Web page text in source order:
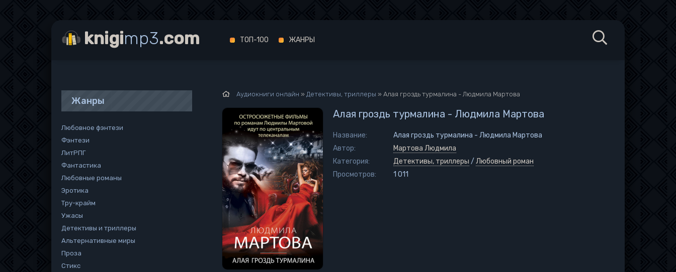
Аудиокниги онлайн » Детективы, триллеры » Алая гроздь турмалина - Людмила Мартова
Алая гроздь турмалина - Людмила Мартова
Название:
Алая гроздь турмалина - Людмила Мартова
Автор:
Мартова Людмила
Категория:
Детективы, триллеры / Любовный роман
Просмотров:
1 011
Жанры
Любовное фэнтези
Фэнтези
ЛитРПГ
Фантастика
Любовные романы
Эротика
Тру-крайм
Ужасы
Детективы и триллеры
Альтернативные миры
Проза
Стикс
knigimp3.com ТОП-100 ЖАНРЫ